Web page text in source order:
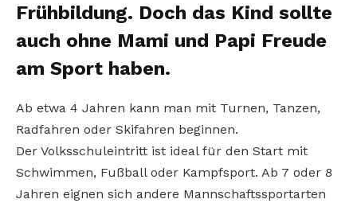
Frühbildung. Doch das Kind sollte
auch ohne Mami und Papi Freude
am Sport haben.
Ab etwa 4 Jahren kann man mit Turnen, Tanzen,
Radfahren oder Skifahren beginnen.
Der Volksschuleintritt ist ideal für den Start mit
Schwimmen, Fußball oder Kampfsport. Ab 7 oder 8
Jahren eignen sich andere Mannschaftssportarten